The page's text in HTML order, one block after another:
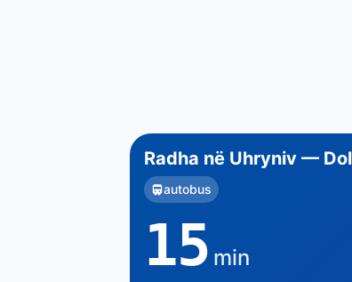
Radha në Uhryniv —
autobus
15 min